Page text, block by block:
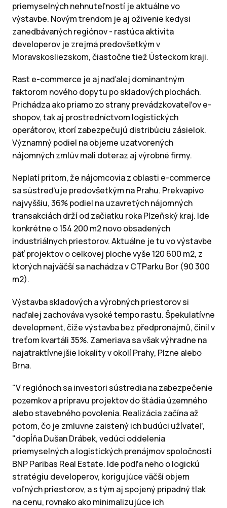
priemyselných nehnuteľností je aktuálne vo
výstavbe. Novým trendom je aj oživenie kedysi
zanedbávaných regiónov - rastúca aktivita
developerov je zrejmá predovšetkým v
Moravskosliezskom, čiastočne tiež Ústeckom kraji.
Rast e-commerce je aj naďalej dominantným
faktorom nového dopytu po skladových plochách.
Prichádza ako priamo zo strany prevádzkovateľov e-
shopov, tak aj prostredníctvom logistických
operátorov, ktorí zabezpečujú distribúciu zásielok.
Významný podiel na objeme uzatvorených
nájomných zmlúv mali doteraz aj výrobné firmy.
Neplatí pritom, že nájomcovia z oblasti e-commerce
sa sústreďuje predovšetkým na Prahu. Prekvapivo
najvyššiu, 36% podiel na uzavretých nájomných
transakciách drží od začiatku roka Plzeňský kraj. Ide
konkrétne o 154 200 m2 novo obsadených
industriálnych priestorov. Aktuálne je tu vo výstavbe
päť projektov o celkovej ploche vyše 120 600 m2, z
ktorých najväčší sa nachádza v CTParku Bor (90 300
m2).
Výstavba skladových a výrobných priestorov si
naďalej zachováva vysoké tempo rastu. Špekulatívne
development, čiže výstavba bez předpronájmů, činil v
treťom kvartáli 35%. Zameriava sa však výhradne na
najatraktívnejšie lokality v okolí Prahy, Plzne alebo
Brna.
"V regiónoch sa investori sústredia na zabezpečenie
pozemkov a prípravu projektov do štádia územného
alebo stavebného povolenia. Realizácia začína až
potom, čo je zmluvne zaistený ich budúci užívateľ,
"dopĺňa Dušan Drábek, vedúci oddelenia
priemyselných a logistických prenájmov spoločnosti
BNP Paribas Real Estate. Ide podľa neho o logickú
stratégiu developerov, korigujúce väčší objem
voľných priestorov, a s tým aj spojený prípadný tlak
na cenu, rovnako ako minimalizujúce ich